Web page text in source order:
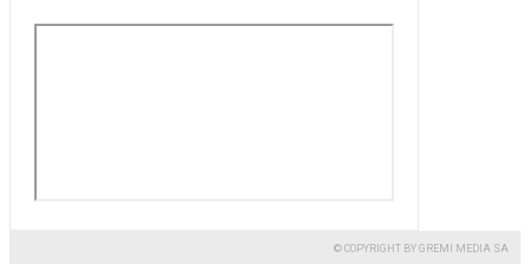
© COPYRIGHT BY GREMI MEDIA SA